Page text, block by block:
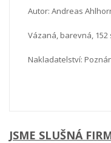
Autor: Andreas
Vázaná, barevná, 152
Nakladatelství:
JSME SLUŠNÁ